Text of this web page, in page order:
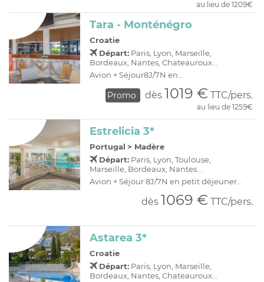
au lieu de 1209€
Tara - Monténégro
Croatie
Départ: Paris, Lyon, Marseille,
Bordeaux, Nantes, Chateauroux...
Avion + Séjour8J/7N en...
Promo dès 1019 € TTC/pers.
au lieu de 1259€
Estrelicia 3*
Portugal > Madère
Départ: Paris, Lyon, Toulouse,
Marseille, Bordeaux, Nantes...
Avion + Séjour 8J/7N en petit déjeuner...
dès 1069 € TTC/pers.
Astarea 3*
Croatie
Départ: Paris, Lyon, Marseille,
Bordeaux, Nantes, Chateauroux...